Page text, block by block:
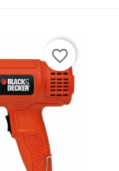
favorite_border